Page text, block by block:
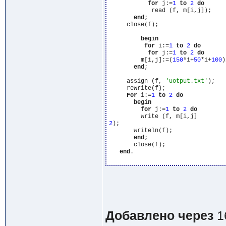
for j:=1 to 2 do
            read (f, m[i,j]);
end;
     close(f);
begin
for i:=1 to 2 do
for j:=1 to 2 do
         m[i,j]:=(
150*i+50*i+100
end;
     assign (f,
'uotput.txt' );
     rewrite(f);
For i:=1 to 2 do
begin
for j:=1 to 2 do
2);
       writeln(f);
end;
       close(f);
end.
Добавлено через